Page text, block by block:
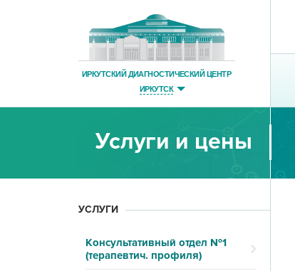
ИРКУТСКИЙ ДИАГНОСТИЧЕСКИЙ ЦЕНТР
ИРКУТСК
Услуги и цены
УСЛУГИ
Консультативный отдел №1
(терапевтич. профиля)